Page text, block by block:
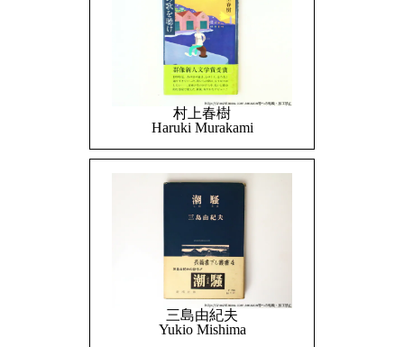
村上春樹
Haruki Murakami
三島由紀夫
Yukio Mishima